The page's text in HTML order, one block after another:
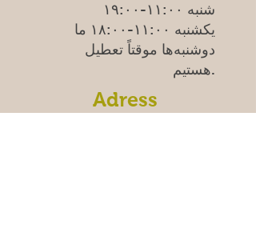
شنبه ۱۱:۰۰-۱۹:۰۰
یکشنبه ۱۱:۰۰-۱۸:۰۰
ما
دوشنبه‌ها موقتاً تعطیل
هستیم.
Adress